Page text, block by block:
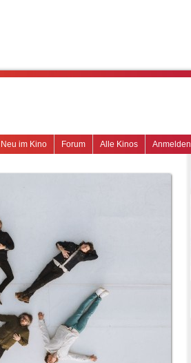
Anmelden
Alle Kinos
Forum
Neu im Kino